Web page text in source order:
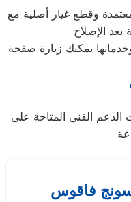
وقطع غيار أصلية مع
يمكنك زيارة صفحة
الفني المتاحة على
فاقوس